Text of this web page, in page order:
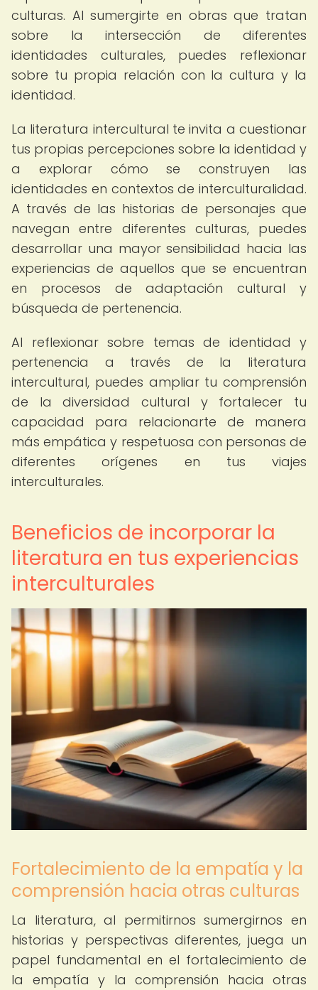
culturas. Al sumergirte en obras que tratan
sobre la intersección de diferentes
identidades culturales, puedes reflexionar
sobre tu propia relación con la cultura y la
identidad.
La literatura intercultural te invita a cuestionar
tus propias percepciones sobre la identidad y
a explorar cómo se construyen las
identidades en contextos de interculturalidad.
A través de las historias de personajes que
navegan entre diferentes culturas, puedes
desarrollar una mayor sensibilidad hacia las
experiencias de aquellos que se encuentran
en procesos de adaptación cultural y
búsqueda de pertenencia.
Al reflexionar sobre temas de identidad y
pertenencia a través de la literatura
intercultural, puedes ampliar tu comprensión
de la diversidad cultural y fortalecer tu
capacidad para relacionarte de manera
más empática y respetuosa con personas de
diferentes orígenes en tus viajes
interculturales.
Beneficios de incorporar la
literatura en tus experiencias
interculturales
Fortalecimiento de la empatía y la
comprensión hacia otras culturas
La literatura, al permitirnos sumergirnos en
historias y perspectivas diferentes, juega un
papel fundamental en el fortalecimiento de
la empatía y la comprensión hacia otras